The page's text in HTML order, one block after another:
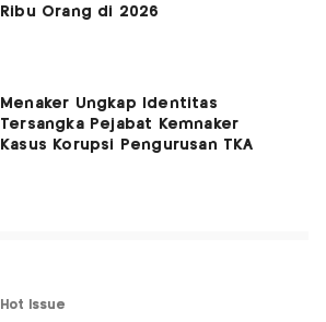
Ribu Orang di 2026
Menaker Ungkap Identitas
Tersangka Pejabat Kemnaker
Kasus Korupsi Pengurusan TKA
Hot Issue